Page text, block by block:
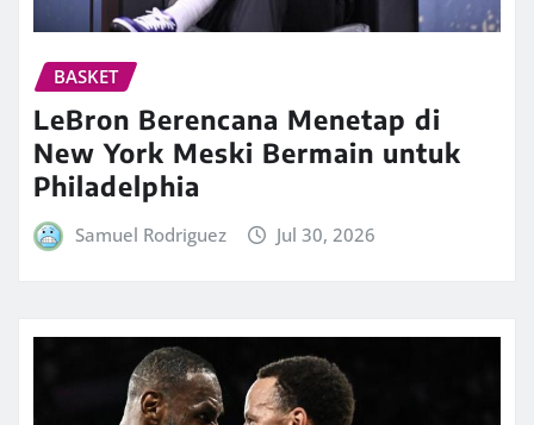
BASKET
LeBron Berencana Menetap di
New York Meski Bermain untuk
Philadelphia
Samuel Rodriguez Jul 30, 2026